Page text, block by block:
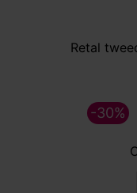
Retal
-30%